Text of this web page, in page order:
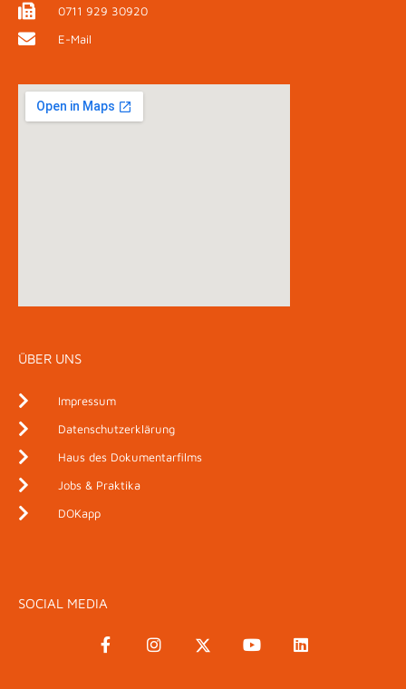
0711 929 30920
E-Mail
ÜBER UNS
Impressum
Datenschutzerklärung
Haus des Dokumentarfilms
Jobs & Praktika
DOKapp
SOCIAL MEDIA